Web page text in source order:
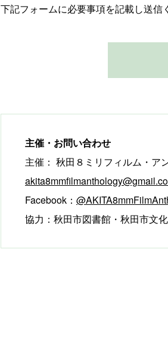
下記フォームに必要事項を記載し送信
主催・お問い合わせ
主催： 秋田８ミリフィルム・ア
Facebook：
協力：秋田市図書館・秋田市文